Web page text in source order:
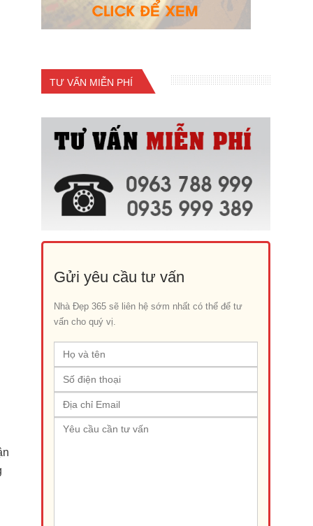
TƯ VẤN MIỄN PHÍ
Gửi yêu cầu tư vấn
Nhà Đẹp 365 sẽ liên hệ sớm nhất có thể để tư
vấn cho quý vị.